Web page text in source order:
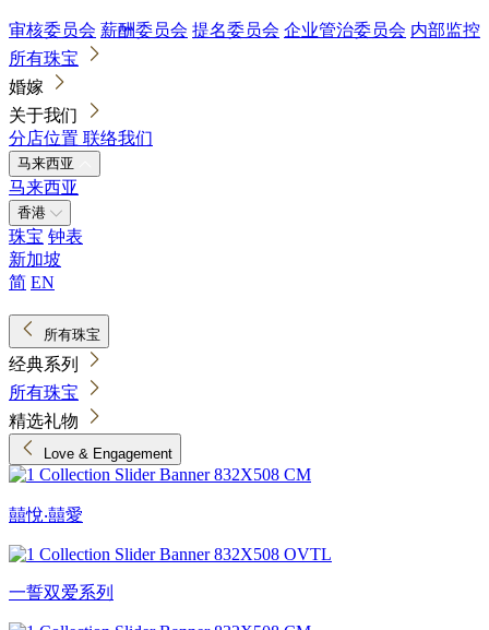
审核委员会 薪酬委员会 提名委员会 企业管治委员会 内部监控
所有珠宝
婚嫁
关于我们
分店位置 联络我们
马来西亚
马来西亚
香港
珠宝 钟表
新加坡
简 EN
所有珠宝
经典系列
所有珠宝
精选礼物
Love & Engagement
囍悅‧囍愛
一誓双爱系列